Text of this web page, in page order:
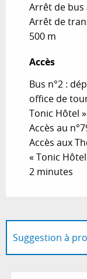
Arrêt de bus
Arrêt de
500 m
Accès
Accès
Bus n°2 :
office de
Tonic Hôtel
Accès au
Accès aux
« Tonic
2 minutes
Suggestion à
En lien avec